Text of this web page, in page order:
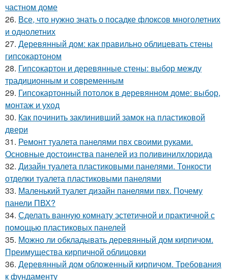
частном доме
26. Все, что нужно знать о посадке флоксов многолетних
и однолетних
27. Деревянный дом: как правильно облицевать стены
гипсокартоном
28. Гипсокартон и деревянные стены: выбор между
традиционным и современным
29. Гипсокартонный потолок в деревянном доме: выбор,
монтаж и уход
30. Как починить заклинивший замок на пластиковой
двери
31. Ремонт туалета панелями пвх своими руками.
Основные достоинства панелей из поливинилхлорида
32. Дизайн туалета пластиковыми панелями. Тонкости
отделки туалета пластиковыми панелями
33. Маленький туалет дизайн панелями пвх. Почему
панели ПВХ?
34. Сделать ванную комнату эстетичной и практичной с
помощью пластиковых панелей
35. Можно ли обкладывать деревянный дом кирпичом.
Преимущества кирпичной облицовки
36. Деревянный дом обложенный кирпичом. Требования
к фундаменту